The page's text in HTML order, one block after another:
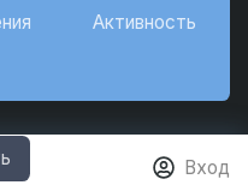
Активность
Вход